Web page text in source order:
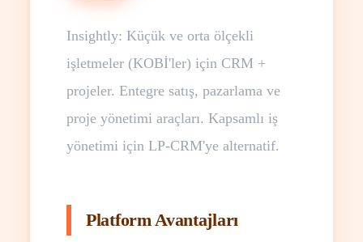
Insightly: Küçük ve orta ölçekli
işletmeler (KOBİ'ler) için CRM +
projeler. Entegre satış, pazarlama ve
proje yönetimi araçları. Kapsamlı iş
yönetimi için LP-CRM'ye alternatif.
Platform Avantajları